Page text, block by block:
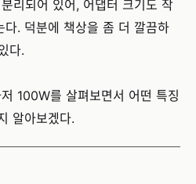
리되어 있어, 어댑터 크기도 작
다. 덕분에 책상을 좀 더 깔끔하
다.
100W를 살펴보면서 어떤 특징
알아보겠다.